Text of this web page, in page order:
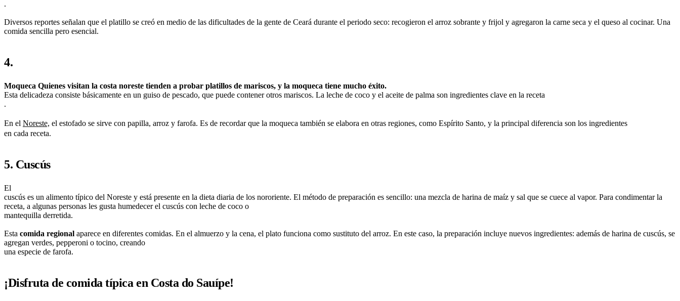
.
Diversos reportes señalan que el platillo se creó en medio de las dificultades de la gente de Ceará durante el periodo seco: recogieron el arroz sobrante y frijol y agregaron la carne seca y el queso al cocinar. Una
comida sencilla pero esencial.
4.
Moqueca Quienes visitan la costa noreste tienden a probar platillos de mariscos, y la moqueca tiene mucho éxito.
Esta delicadeza consiste básicamente en un guiso de pescado, que puede contener otros mariscos. La leche de coco y el aceite de palma son ingredientes clave en la receta
.
En el Noreste, el estofado se sirve con papilla, arroz y farofa. Es de recordar que la moqueca también se elabora en otras regiones, como Espírito Santo, y la principal diferencia son los ingredientes
en cada receta.
5. Cuscús
El
cuscús es un alimento típico del Noreste y está presente en la dieta diaria de los nororiente. El método de preparación es sencillo: una mezcla de harina de maíz y sal que se cuece al vapor. Para condimentar la
receta, a algunas personas les gusta humedecer el cuscús con leche de coco o
mantequilla derretida.
Esta comida regional aparece en diferentes comidas. En el almuerzo y la cena, el plato funciona como sustituto del arroz. En este caso, la preparación incluye nuevos ingredientes: además de harina de cuscús, se
agregan verdes, pepperoni o tocino, creando
una especie de farofa.
¡Disfruta de comida típica en Costa do Sauípe!